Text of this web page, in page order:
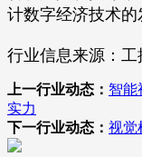
计数字经济技术的
行业信息来源：工
上一行业动态： 智能
实力
下一行业动态： 视觉